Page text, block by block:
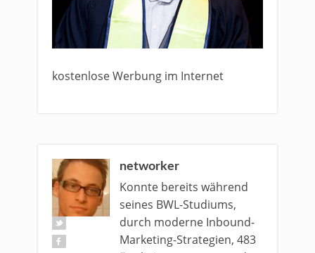
kostenlose Werbung im Internet
networker
Konnte bereits während
seines BWL-Studiums,
durch moderne Inbound-
Marketing-Strategien, 483